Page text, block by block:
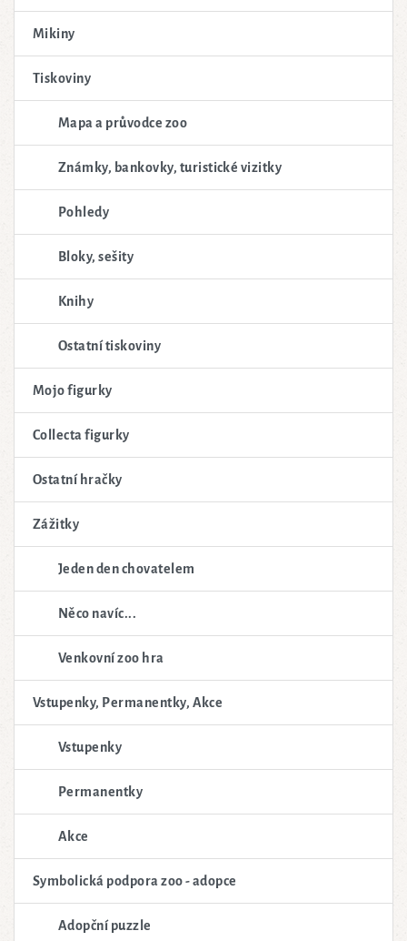
Mikiny
Tiskoviny
Mapa a průvodce zoo
Známky, bankovky, turistické vizitky
Pohledy
Bloky, sešity
Knihy
Ostatní tiskoviny
Mojo figurky
Collecta figurky
Ostatní hračky
Zážitky
Jeden den chovatelem
Něco navíc...
Venkovní zoo hra
Vstupenky, Permanentky, Akce
Vstupenky
Permanentky
Akce
Symbolická podpora zoo - adopce
Adopční puzzle